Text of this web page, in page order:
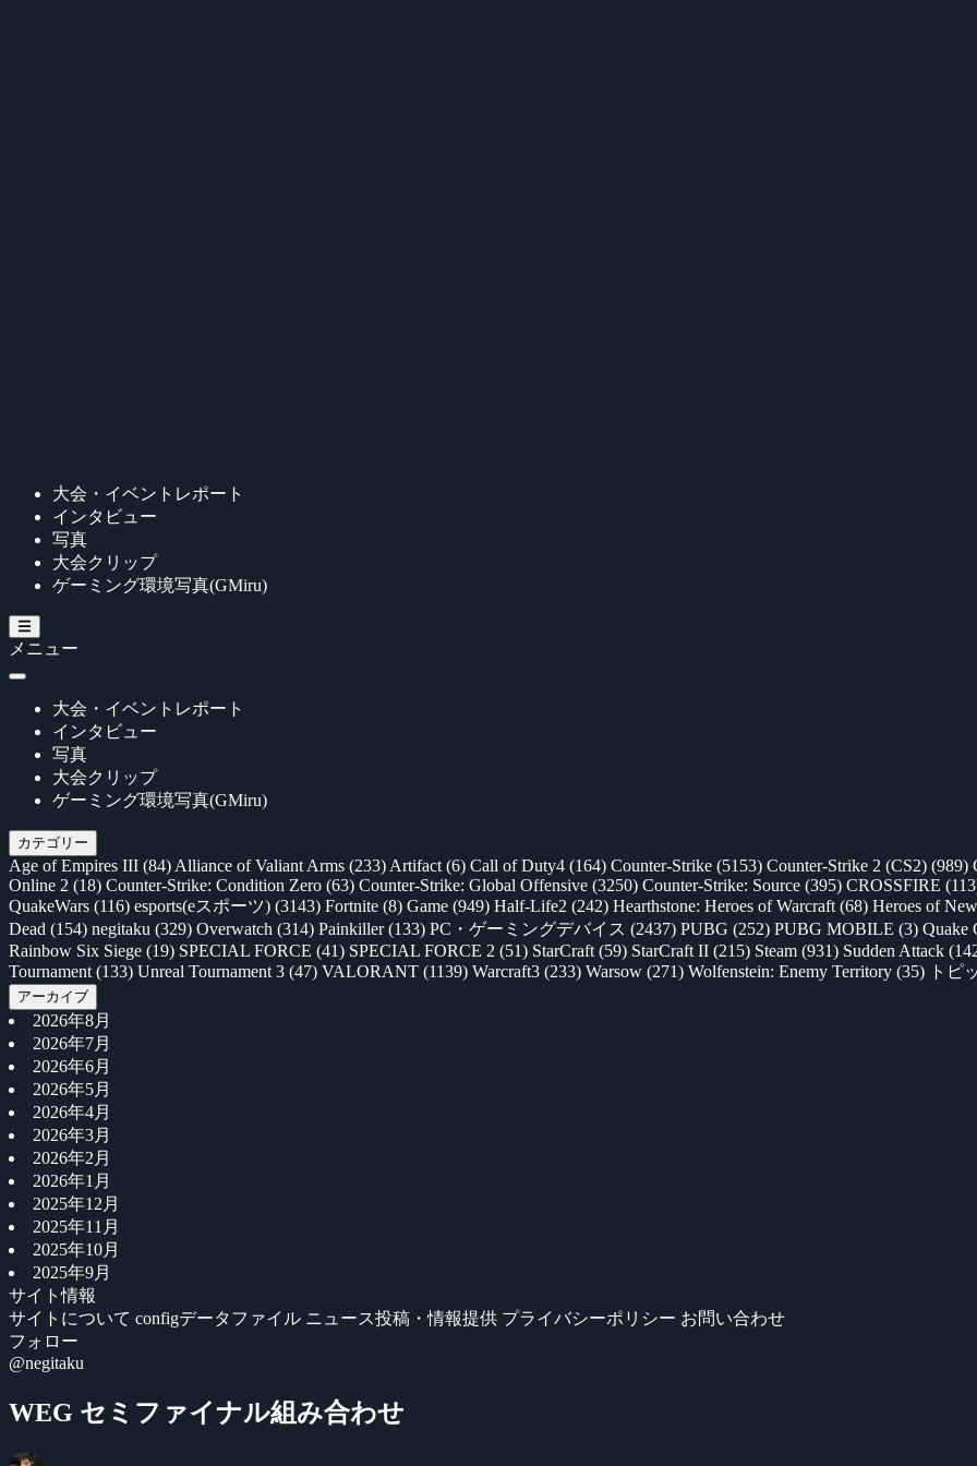
大会・イベントレポート
インタビュー
写真
大会クリップ
ゲーミング環境写真(GMiru)
メニュー
大会・イベントレポート
インタビュー
写真
大会クリップ
ゲーミング環境写真(GMiru)
カテゴリー
Age of Empires III (84) Alliance of Valiant Arms (233) Artifact (6) Call of Duty4 (164) Counter-Strike (5153) Counter-Strike 2 (CS2) (989)
Online 2 (18) Counter-Strike: Condition Zero (63) Counter-Strike: Global Offensive (3250) Counter-Strike: Source (395) CROSSFIRE
QuakeWars (116) esports(eスポーツ) (3143) Fortnite (8) Game (949) Half-Life2 (242) Hearthstone: Heroes of Warcraft (68) Heroes of
Dead (154) negitaku (329) Overwatch (314) Painkiller(133) PC・ゲーミングデバイス (2437) PUBG (252) PUBG MOBILE (3) Quake
Rainbow Six Siege (19) SPECIAL FORCE (41) SPECIAL FORCE 2 (51) StarCraft (59) StarCraft II (215) Steam (931) Sudden Attack
Tournament (133) Unreal Tournament 3 (47) VALORANT (1139) Warcraft3 (233) Warsow (271) Wolfenstein: Enemy Territory (35) トピ
アーカイブ
2026年8月
2026年7月
2026年6月
2026年5月
2026年4月
2026年3月
2026年2月
2026年1月
2025年12月
2025年11月
2025年10月
2025年9月
サイト情報
サイトについて configデータファイル ニュース投稿・情報提供 プライバシーポリシー お問い合わせ
フォロー
@negitaku
WEG セミファイナル組み合わせ